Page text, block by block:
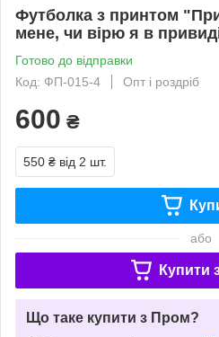
Футболка з принтом
мене, чи вірю я в
Готово до відправки
Код: ФП-015-4
Опт і роздріб
600 ₴
550 ₴ від 2 шт.
або
Купити
Що таке купити з Пром?